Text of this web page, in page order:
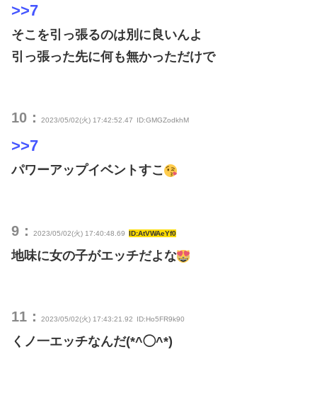
>>7
そこを引っ張るのは別に良いんよ
引っ張った先に何も無かっただけで
10： 2023/05/02(火) 17:42:52.47 ID:GMGZodkhM
>>7
パワーアップイベントすこ
9： 2023/05/02(火) 17:40:48.69 ID:AtVWAeYf0
地味に女の子がエッチだよな
11： 2023/05/02(火) 17:43:21.92 ID:Ho5FR9k90
くノ一エッチなんだ(*^◯^*)